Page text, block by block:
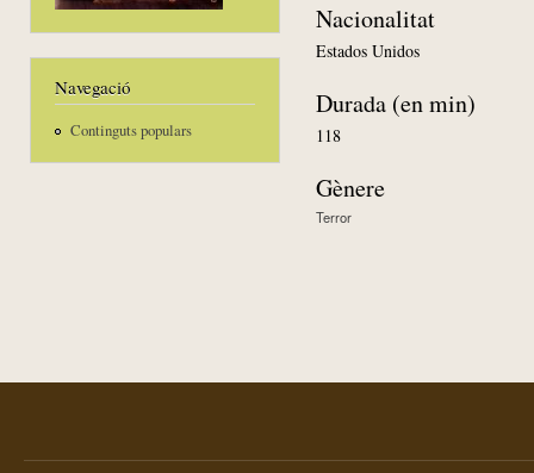
Navegació
Continguts populars
Nacionalitat
Estados Unidos
Durada (en min)
118
Gènere
Terror